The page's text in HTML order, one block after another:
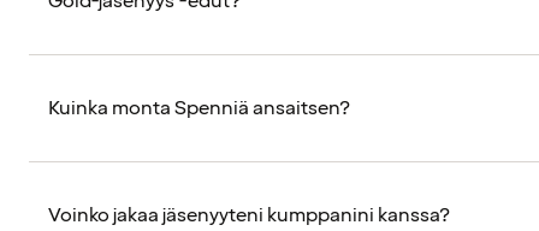
Kuinka monta Spenniä ansaitsen?
Voinko jakaa jäsenyyteni kumppanini kanssa?